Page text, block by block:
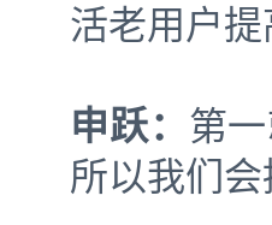
活老用户
申跃： 第
所以我们